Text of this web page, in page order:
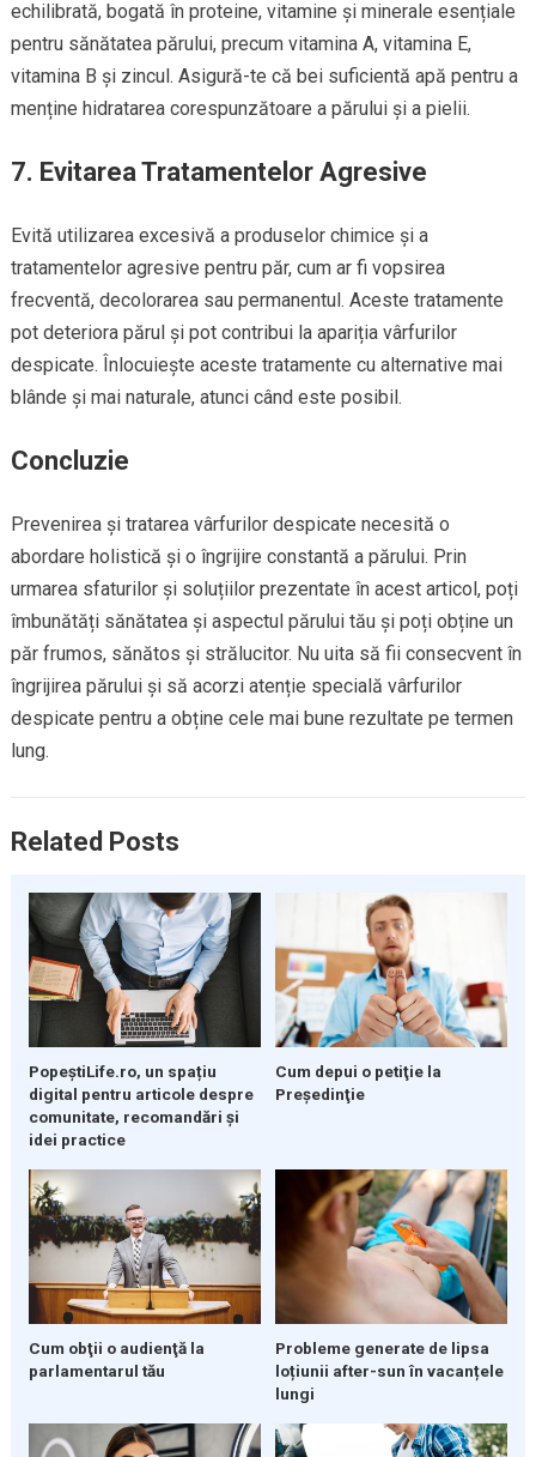
echilibrată, bogată în proteine, vitamine și minerale esențiale
pentru sănătatea părului, precum vitamina A, vitamina E,
vitamina B și zincul. Asigură-te că bei suficientă apă pentru a
menține hidratarea corespunzătoare a părului și a pielii.
7. Evitarea Tratamentelor Agresive
Evită utilizarea excesivă a produselor chimice și a
tratamentelor agresive pentru păr, cum ar fi vopsirea
frecventă, decolorarea sau permanentul. Aceste tratamente
pot deteriora părul și pot contribui la apariția vârfurilor
despicate. Înlocuiește aceste tratamente cu alternative mai
blânde și mai naturale, atunci când este posibil.
Concluzie
Prevenirea și tratarea vârfurilor despicate necesită o
abordare holistică și o îngrijire constantă a părului. Prin
urmarea sfaturilor și soluțiilor prezentate în acest articol, poți
îmbunătăți sănătatea și aspectul părului tău și poți obține un
păr frumos, sănătos și strălucitor. Nu uita să fii consecvent în
îngrijirea părului și să acorzi atenție specială vârfurilor
despicate pentru a obține cele mai bune rezultate pe termen
lung.
Related Posts
PopeștiLife.ro, un spațiu
digital pentru articole despre
comunitate, recomandări și
idei practice
Cum depui o petiţie la
Preşedinţie
Cum obţii o audienţă la
parlamentarul tău
Probleme generate de lipsa
loțiunii after-sun în vacanțele
lungi